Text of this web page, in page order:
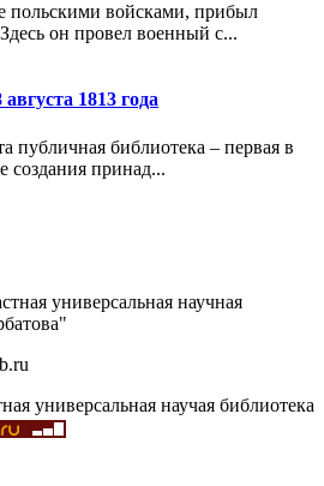
польскими войсками, прибыл
он провел военный с...
августа 1813 года
публичная библиотека – первая в
создания принад...
универсальная научная
универсальная научая библиотека